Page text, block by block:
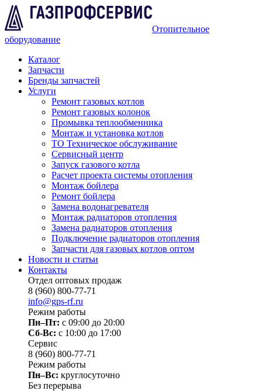
Отопительное
оборудование
Каталог
Запчасти
Бренды запчастей
Услуги
Ремонт газовых котлов
Ремонт газовых колонок
Промывка теплообменника
Монтаж и установка котлов
ТО Техническое обслуживание
Сервисный центр
Запуск газового котла
Расчет проекта системы отопления
Монтаж бойлера
Ремонт бойлера
Замена водонагревателя
Монтаж радиаторов отопления
Замена радиаторов отопления
Подключение радиаторов отопления
Запчасти для газовых котлов оптом
Новости и статьи
Контакты
Отдел оптовых продаж
8 (960) 800-77-71
info@gps-rf.ru
Режим работы
Пн–Пт: с 09:00 до 20:00
Сб-Вс: c 10:00 до 17:00
Сервис
8 (960) 800-77-71
Режим работы
Пн–Вс: круглосуточно
Без перерыва